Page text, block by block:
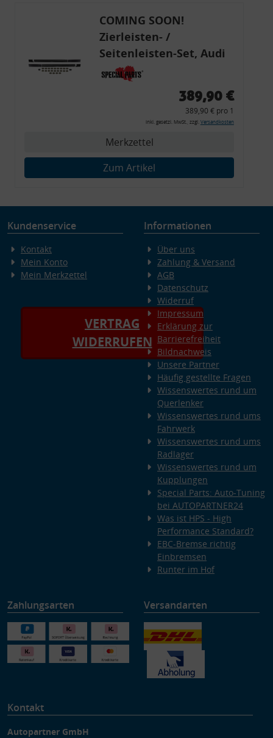
COMING SOON!
Zierleisten- /
Seitenleisten-Set, Audi
80 Cabrio, Coupe, S2, (6x
Zierleiste, 2x Kappe,
Montagewerkzeug)
389,90 €
389,90 € pro 1
inkl. gesetzl. MwSt., zzgl. Versandkosten
Merkzettel
Zum Artikel
Kundenservice
Kontakt
Mein Konto
Mein Merkzettel
VERTRAG
WIDERRUFEN
Informationen
Über uns
Zahlung & Versand
AGB
Datenschutz
Widerruf
Impressum
Erklärung zur
Barrierefreiheit
Bildnachweis
Unsere Partner
Häufig gestellte Fragen
Wissenswertes rund um
Querlenker
Wissenswertes rund ums
Fahrwerk
Wissenswertes rund ums
Radlager
Wissenswertes rund um
Kupplungen
Special Parts: Auto-Tuning
bei AUTOPARTNER24
Was ist HPS - High
Performance Standard?
EBC-Bremse richtig
Einbremsen
Runter im Hof
Zahlungsarten Versandarten
Kontakt
Autopartner GmbH